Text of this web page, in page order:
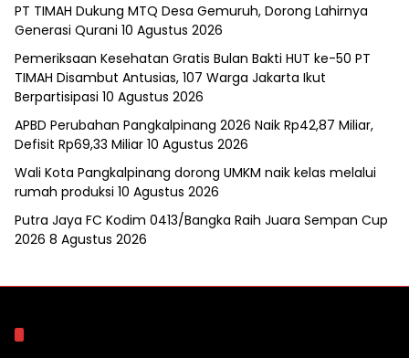
PT TIMAH Dukung MTQ Desa Gemuruh, Dorong Lahirnya
Generasi Qurani 10 Agustus 2026
Pemeriksaan Kesehatan Gratis Bulan Bakti HUT ke-50 PT
TIMAH Disambut Antusias, 107 Warga Jakarta Ikut
Berpartisipasi 10 Agustus 2026
APBD Perubahan Pangkalpinang 2026 Naik Rp42,87 Miliar,
Defisit Rp69,33 Miliar 10 Agustus 2026
Wali Kota Pangkalpinang dorong UMKM naik kelas melalui
rumah produksi 10 Agustus 2026
Putra Jaya FC Kodim 0413/Bangka Raih Juara Sempan Cup
2026 8 Agustus 2026